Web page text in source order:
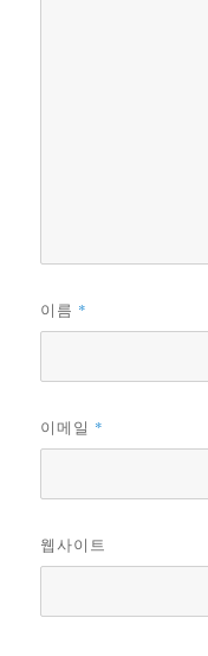
이름 *
이메일 *
웹사이트